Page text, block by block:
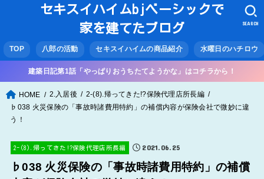
セキスイハイムbjベーシックで
家を建てたブログ
TOP 八郎の活動 セキスイハイムの商品紹介 水曜日のハチロウ
SEARCH
建築日記第1話「やっぱりおうちたてようかな」はコチラから！
HOME 2.入居後
2-(8).帰ってきた!?保険代理店所長編
♭038 火災保険の「事故時諸費用特約」の補償内容が保険会社で微妙に違
う！
2-(8).帰ってきた!?保険代理店所長編 2021.06.25
♭038 火災保険の「事故時諸費用特約」の補償